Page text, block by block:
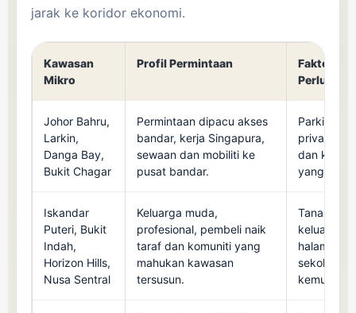
jarak ke koridor ekonomi.
Kawasan
Mikro
Profil Permintaan
Faktor
Perlu
Johor Bahru,
Larkin,
Danga Bay,
Bukit Chagar
Permintaan dipacu akses
bandar, kerja Singapura,
sewaan dan mobiliti ke
pusat bandar.
Parkir,
privasi,
dan
yang
Iskandar
Puteri, Bukit
Indah,
Horizon Hills,
Nusa Sentral
Keluarga muda,
profesional, pembeli naik
taraf dan komuniti yang
mahukan kawasan
tersusun.
Tanah
keluarga,
halaman
sekolah